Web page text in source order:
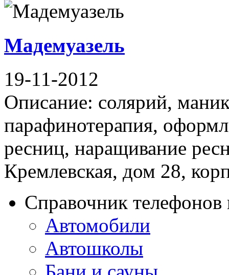
Мадемуазель
19-11-2012
Описание: солярий,
парафинотерапия,
ресниц, наращивание
Кремлевская, дом 28,
Справочник
Автомобили
Автошколы